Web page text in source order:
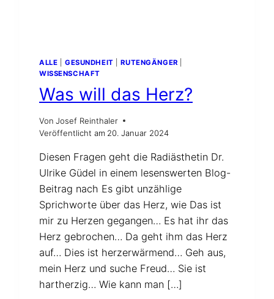
ALLE GESUNDHEIT |RUTENGÄNGER
WISSENSCHAFT
Was will das Herz?
Von Josef Reinthaler
Veröffentlicht am 20. Januar 2024
Diesen Fragen geht die Radiästhetin Dr.
Ulrike Güdel in einem lesenswerten Blog-
Beitrag nach Es gibt unzählige
Sprichworte über das Herz, wie Das ist
mir zu Herzen gegangen… Es hat ihr das
Herz gebrochen… Da geht ihm das Herz
auf… Dies ist herzerwärmend… Geh aus,
mein Herz und suche Freud… Sie ist
hartherzig… Wie kann man […]